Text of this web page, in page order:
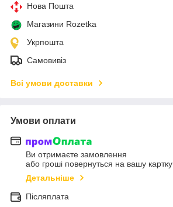
Нова Пошта
Магазини Rozetka
Укрпошта
Самовивіз
Всі умови доставки
Умови оплати
Ви отримаєте замовлення
або гроші повернуться на вашу картку
Детальніше
Післяплата